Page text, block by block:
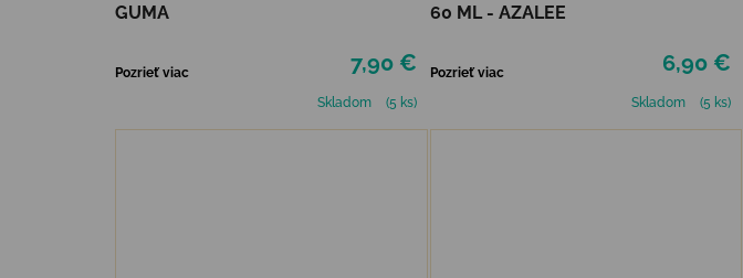
GUMA
7,90 €
Pozrieť viac
Skladom
(5 ks)
60 ML - AZALEE
6,90 €
Pozrieť viac
Skladom
(5 ks)